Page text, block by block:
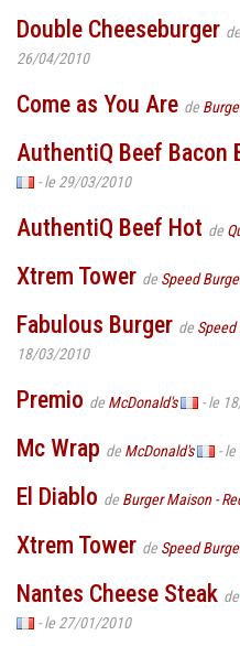
Double Cheeseburger de
26/04/2010
Come as You Are de
AuthentiQ Beef Bacon
- le 29/03/2010
AuthentiQ Beef Hot de
Xtrem Tower de Speed
Fabulous Burger de Speed
18/03/2010
Premio de McDonald's - le
Mc Wrap de McDonald's -
El Diablo de Burger Maison -
Xtrem Tower de Speed
Nantes Cheese Steak de
- le 27/01/2010